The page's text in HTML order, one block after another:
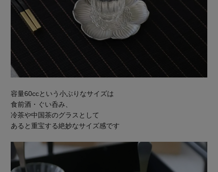
容量60ccという小ぶりなサイズは
食前酒・ぐい呑み、
冷茶や中国茶のグラスとして
あると重宝する絶妙なサイズ感です